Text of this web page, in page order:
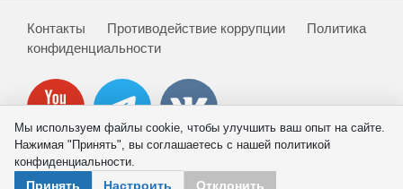
О журнале
Редакционная этика
Информация для авторов
Контакты Противодействие коррупции
Политика
конфиденциальности
© 2026 ИНП РАН
Мы используем файлы cookie, чтобы улучшить ваш опыт на сайте.
Нажимая "Принять", вы соглашаетесь с нашей политикой
конфиденциальности.
Принять Настроить Отклонить